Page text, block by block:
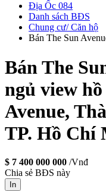
Địa Ốc 084
Danh sách BĐS
Chung cư/ Căn hộ
Bán The Sun
Bán The
ngủ view
Avenue,
TP. Hồ Chí
$ 7 400 000 000 /Vnđ
Chia sẻ BĐS này
In